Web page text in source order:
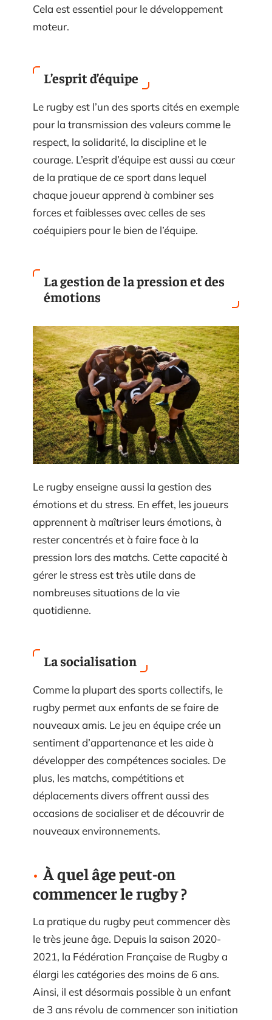
Cela est essentiel pour le développement
moteur.
L’esprit d’équipe
Le rugby est l’un des sports cités en exemple
pour la transmission des valeurs comme le
respect, la solidarité, la discipline et le
courage. L’esprit d’équipe est aussi au cœur
de la pratique de ce sport dans lequel
chaque joueur apprend à combiner ses
forces et faiblesses avec celles de ses
coéquipiers pour le bien de l’équipe.
La gestion de la pression et des
émotions
Le rugby enseigne aussi la gestion des
émotions et du stress. En effet, les joueurs
apprennent à maîtriser leurs émotions, à
rester concentrés et à faire face à la
pression lors des matchs. Cette capacité à
gérer le stress est très utile dans de
nombreuses situations de la vie
quotidienne.
La socialisation
Comme la plupart des sports collectifs, le
rugby permet aux enfants de se faire de
nouveaux amis. Le jeu en équipe crée un
sentiment d’appartenance et les aide à
développer des compétences sociales. De
plus, les matchs, compétitions et
déplacements divers offrent aussi des
occasions de socialiser et de découvrir de
nouveaux environnements.
À quel âge peut-on
commencer le rugby ?
La pratique du rugby peut commencer dès
le très jeune âge. Depuis la saison 2020-
2021, la Fédération Française de Rugby a
élargi les catégories des moins de 6 ans.
Ainsi, il est désormais possible à un enfant
de 3 ans révolu de commencer son initiation